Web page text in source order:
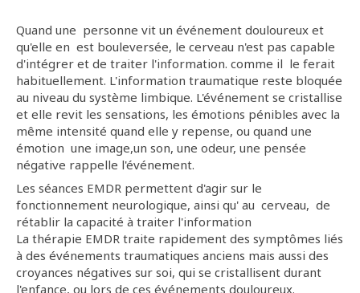
Quand une personne vit un événement douloureux et
qu'elle en est bouleversée, le cerveau n'est pas capable
d'intégrer et de traiter l'information. comme il le ferait
habituellement. L'information traumatique reste bloquée
au niveau du système limbique. L'événement se cristallise
et elle revit les sensations, les émotions pénibles avec la
même intensité quand elle y repense, ou quand une
émotion une image,un son, une odeur, une pensée
négative rappelle l'événement.
Les séances EMDR permettent d'agir sur le
fonctionnement neurologique, ainsi qu' au cerveau, de
rétablir la capacité à traiter l'information
La thérapie EMDR traite rapidement des symptômes liés
à des événements traumatiques anciens mais aussi des
croyances négatives sur soi, qui se cristallisent durant
l'enfance, ou lors de ces événements douloureux.